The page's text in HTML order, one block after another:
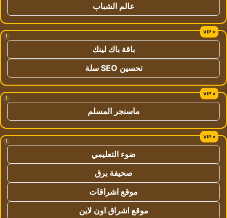
عالم الشباب
!
باقة باك لينك
تحسين SEO سلة
!
ماسنجر المسلم
!
ضوء التعليمي
صحيفة برق
موقع اشراقات
موقع اشراق اون لاين